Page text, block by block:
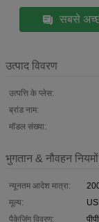
सबसे
उत्पाद विवरण
उत्पत्ति के प्लेस:
ब्रांड नाम:
मॉडल संख्या:
भुगतान & नौवहन नियमों
न्यूनतम आदेश मात्रा:
मूल्य:
पैकेजिंग विवरण: